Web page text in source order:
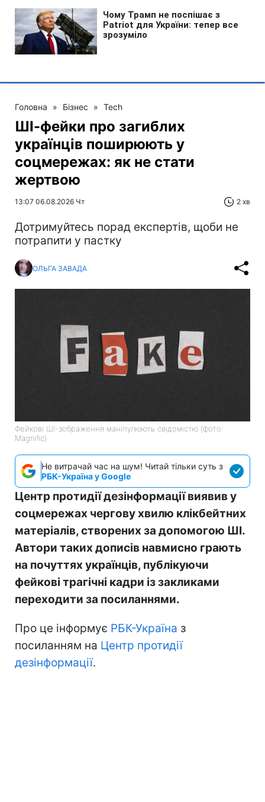
Головна » Бізнес » Tech
ШІ-фейки про загиблих
українців поширюють у
соцмережах: як не стати
жертвою
13:07 06.08.2026 Чт 2 хв
Дотримуйтесь порад експертів, щоби не
потрапити у пастку
ОЛЬГА ЗАВАДА
Фейкові ШІ-зображення маніпулюють свідомістю (фото:
Magnific)
Не витрачай час на шум! Читай тільки суть з
РБК-Україна у Google
Центр протидії дезінформації виявив у
соцмережах чергову хвилю клікбейтних
матеріалів, створених за допомогою ШІ.
Автори таких дописів навмисно грають
на почуттях українців, публікуючи
фейкові трагічні кадри із закликами
переходити за посиланнями.
Про це інформує РБК-Україна з
посиланням на Центр протидії
дезінформації.